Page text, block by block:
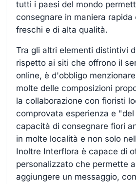
tutti i paesi del mondo
consegnare in maniera rapida
freschi e di alta qualità.
Tra gli altri elementi distintivi
rispetto ai siti che offrono il
online, è d'obbligo
molte delle composizioni
la collaborazione con fioristi
comprovata esperienza e
capacità di consegnare fiori
in molte località e non solo
Inoltre Interflora è capace di
personalizzato che permette
aggiungere un messaggio,